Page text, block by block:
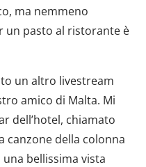
ma nemmeno
un pasto al ristorante è
un altro livestream
amico di Malta. Mi
dell’hotel, chiamato
canzone della colonna
bellissima vista